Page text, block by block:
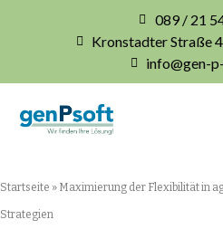
089 / 21
Kronstadter Straße
info@gen-
Startseite » Maximierung der Flexibilität in
Strategien